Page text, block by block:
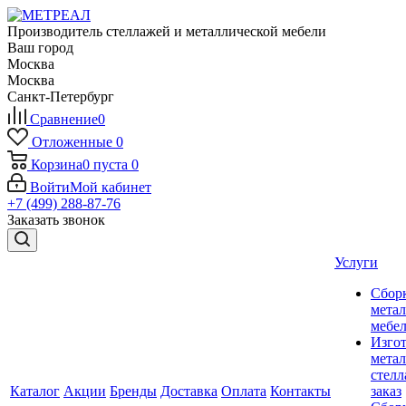
Производитель стеллажей и металлической мебели
Ваш город
Москва
Москва
Санкт-Петербург
Сравнение0
Отложенные 0
Корзина0 пуста 0
ВойтиМой кабинет
+7 (499) 288-87-76
Заказать звонок
Каталог Акции Бренды Доставка Оплата Контакты
Услуги
заказ